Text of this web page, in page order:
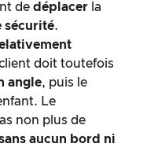
de déplacer la
sécurité.
doit toutefois
angle, puis le
Le
non plus de
aucun bord ni